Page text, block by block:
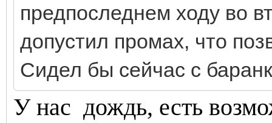
предпоследнем ходу во
допустил промах, что
Сидел бы сейчас с
У нас дождь, есть